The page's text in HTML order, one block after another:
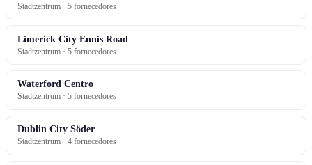
Stadtzentrum · 5 fornecedores
Limerick City Ennis Road
Stadtzentrum · 5 fornecedores
Waterford Centro
Stadtzentrum · 5 fornecedores
Dublin City Söder
Stadtzentrum · 4 fornecedores